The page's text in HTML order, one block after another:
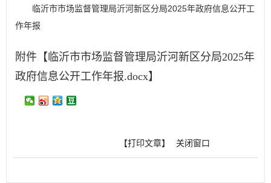
临沂市市场监督管理局沂河新区分局2025年政府信息公开工
作年报
附件【临沂市市场监督管理局沂河新区分局2025年
政府信息公开工作年报.docx】
【打印文章】 关闭窗口